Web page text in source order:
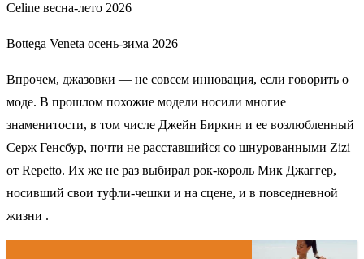
Celine весна-лето 2026
Bottega Veneta осень-зима 2026
Впрочем, джазовки — не совсем инновация, если говорить о
моде. В прошлом похожие модели носили многие
знаменитости, в том числе Джейн Биркин и ее возлюбленный
Серж Генсбур, почти не расставшийся со шнурованными Zizi
от Repetto. Их же не раз выбирал рок-король Мик Джаггер,
носивший свои туфли-чешки и на сцене, и в повседневной
жизни .